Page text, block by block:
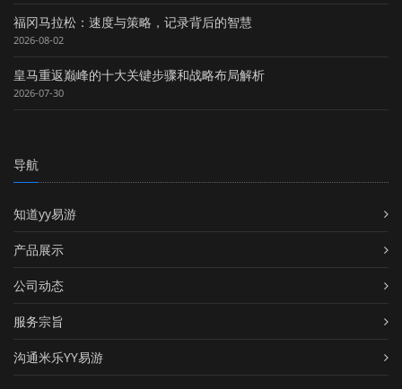
福冈马拉松：速度与策略，记录背后的智慧
2026-08-02
皇马重返巅峰的十大关键步骤和战略布局解析
2026-07-30
导航
知道yy易游
产品展示
公司动态
服务宗旨
沟通米乐YY易游